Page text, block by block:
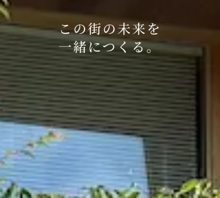
この街の未来を
一緒につくる。